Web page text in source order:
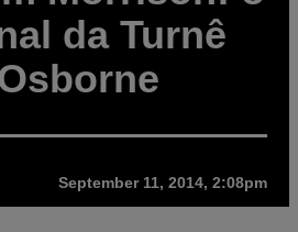
da Turnê
September 11, 2014, 2:08pm